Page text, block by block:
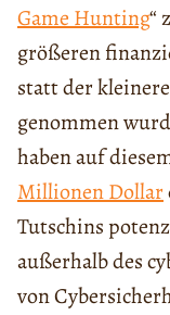
Game Hunting“
größeren
statt der
genommen
haben auf
Millionen Dollar
Tutschins
außerhalb des
von